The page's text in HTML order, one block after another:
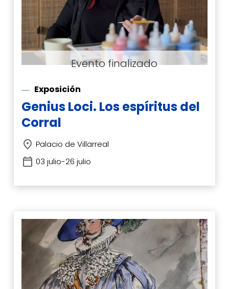
Exposición
Genius Loci. Los espíritus del
Corral
Palacio de Villarreal
03 julio-26 julio